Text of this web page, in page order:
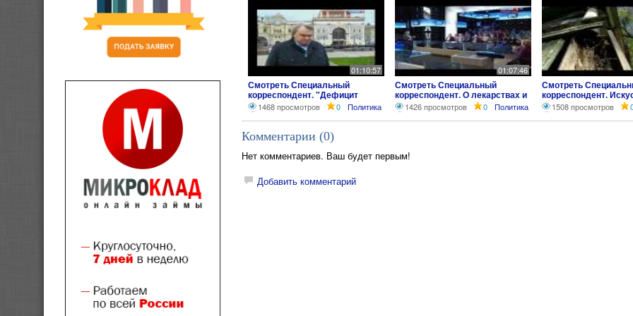
01:10:57
Смотреть Специальный
корреспондент. "Дефицит
памяти" (21.05.2013) Фильм
Аркадия Мамонтова
1468 просмотров 0 Политика
01:07:46
Смотреть Специальный
корреспондент. О лекарствах и
здоровье (16.04.2013)
1426 просмотров 0 Политика
Смотреть
корреспондент.
вынос. Борис
1508 просмотров
Комментарии (0)
Нет комментариев. Ваш будет первым!
Добавить комментарий